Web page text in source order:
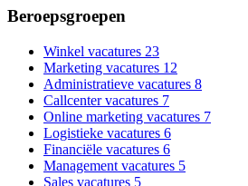
Beroepsgroepen
Winkel vacatures 23
Marketing vacatures 12
Administratieve vacatures 8
Callcenter vacatures 7
Online marketing vacatures 7
Logistieke vacatures 6
Financiële vacatures 6
Management vacatures 5
Sales vacatures 5